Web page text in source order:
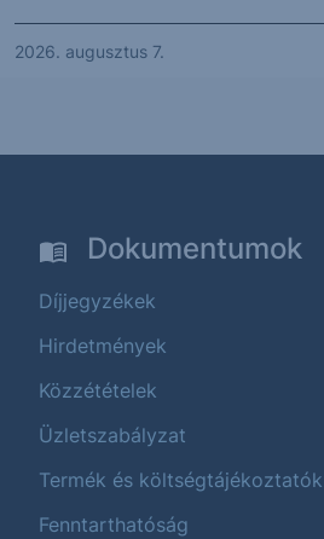
2026. augusztus 7.
Dokumentumok
Díjjegyzékek
Hirdetmények
Közzétételek
Üzletszabályzat
Termék és költségtájékoztatók
Fenntarthatóság